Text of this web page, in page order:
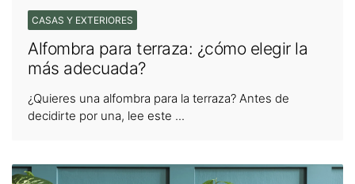
CASAS Y EXTERIORES
Alfombra para terraza: ¿cómo elegir la
más adecuada?
¿Quieres una alfombra para la terraza? Antes de
decidirte por una, lee este ...